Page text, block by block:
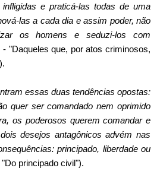
e praticá-las todas de uma
las a cada dia e assim poder, não
os homens e seduzi-los com
"Daqueles que, por atos criminosos,
essas duas tendências opostas:
quer ser comandado nem oprimido
os poderosos querem comandar e
desejos antagônicos advém nas
principado, liberdade ou
principado civil").